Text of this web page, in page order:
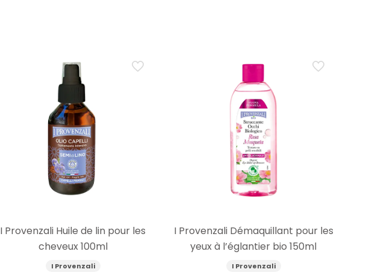
I Provenzali Huile de lin pour les
cheveux 100ml
I Provenzali
I Provenzali Démaquillant pour les
yeux à l’églantier bio 150ml
I Provenzali